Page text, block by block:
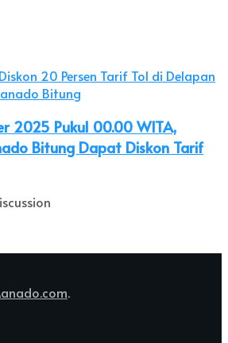
2025 Pukul 00.00 WITA,
Bitung Dapat Diskon Tarif
.